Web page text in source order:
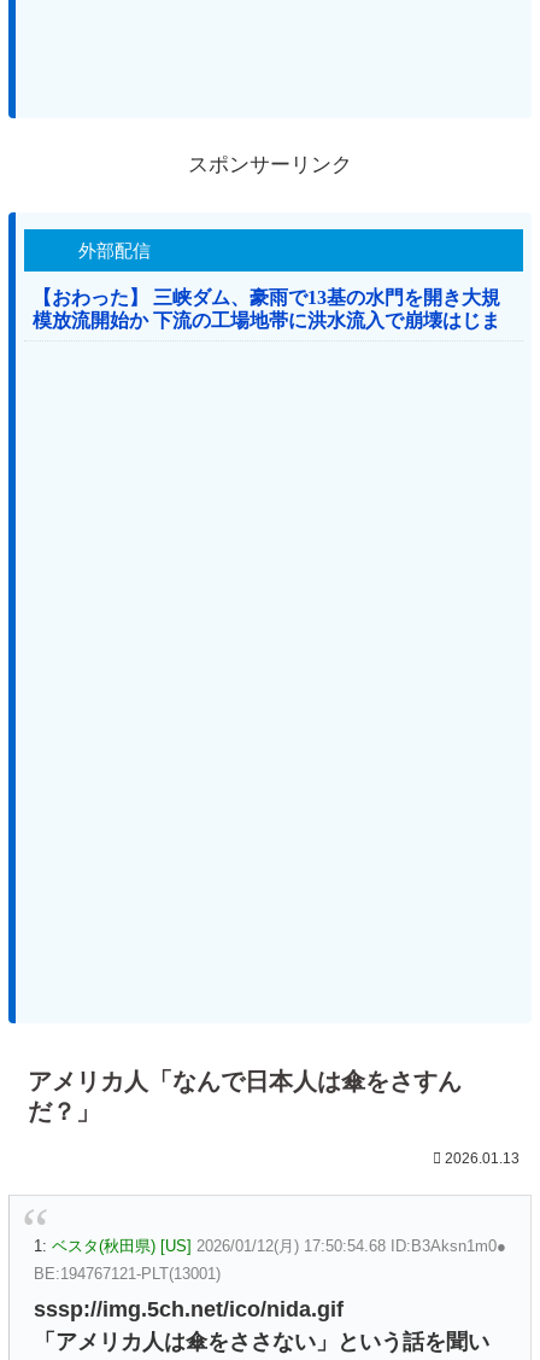
スポンサーリンク
外部配信
【おわった】 三峡ダム、豪雨で13基の水門を開き大規
模放流開始か 下流の工場地帯に洪水流入で崩壊はじま
る
アメリカ人「なんで日本人は傘をさすん
だ？」
2026.01.13
1: ベスタ(秋田県) [US] 2026/01/12(月) 17:50:54.68 ID:B3Aksn1m0●
BE:194767121-PLT(13001)
sssp://img.5ch.net/ico/nida.gif
「アメリカ人は傘をささない」という話を聞い